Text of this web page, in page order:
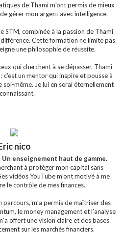
de Thami m’ont permis de mieux
gérer mon argent avec intelligence.
STM, combinée à la passion de Thami
Cette formation ne limite pas
une philosophie de réussite.
qui cherchent à se dépasser. Thami
c’est un mentor qui inspire et pousse à
même. Je lui en serai éternellement
nico
enseignement haut de gamme.
à protéger mon capital sans
vidéos YouTube m’ont motivé à me
le contrôle de mes finances.
m’a permis de maîtriser des
le money management et l’analyse
offert une vision claire et des bases
sur les marchés financiers.